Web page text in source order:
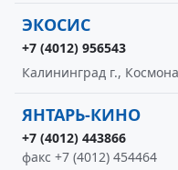
ЭКОСИС
+7 (4012) 956543
Калининград г.,
ЯНТАРЬ-КИНО
+7 (4012) 443866
факс +7 (4012) 454464